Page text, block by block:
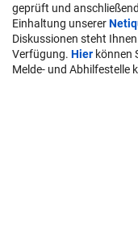
geprüft und
Einhaltung unserer
Diskussionen steht
Verfügung. Hier können
Melde- und Abhilfestelle